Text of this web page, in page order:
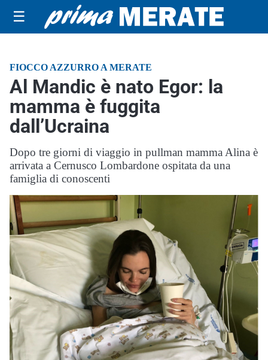
☰
FIOCCO AZZURRO A MERATE
Al Mandic è nato Egor: la
mamma è fuggita
dall’Ucraina
Dopo tre giorni di viaggio in pullman mamma Alina è
arrivata a Cernusco Lombardone ospitata da una
famiglia di conoscenti